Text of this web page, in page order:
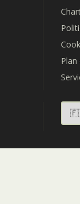
Plan